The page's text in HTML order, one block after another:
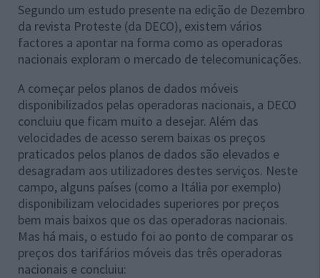
Segundo um estudo presente na edição de Dezembro
da revista Proteste (da DECO), existem vários
factores a apontar na forma como as operadoras
nacionais exploram o mercado de telecomunicações.
A começar pelos planos de dados móveis
disponibilizados pelas operadoras nacionais, a DECO
concluiu que ficam muito a desejar. Além das
velocidades de acesso serem baixas os preços
praticados pelos planos de dados são elevados e
desagradam aos utilizadores destes serviços. Neste
campo, alguns países (como a Itália por exemplo)
disponibilizam velocidades superiores por preços
bem mais baixos que os das operadoras nacionais.
Mas há mais, o estudo foi ao ponto de comparar os
preços dos tarifários móveis das três operadoras
nacionais e concluiu: